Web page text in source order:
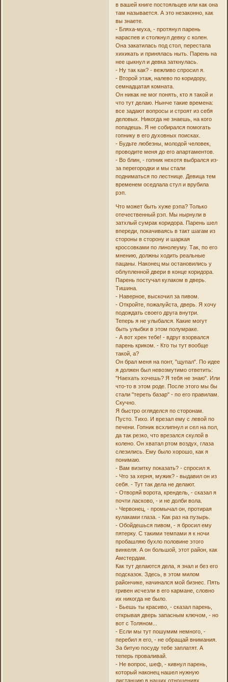
в вашей книге постояльцев или как она
там называется. А это незаконно, как
вы знаете.
- Бляха-муха, - протянул парень
нараспев и столкнул девку с колен.
Она закатилась под стол, перестала
хихикать и принялась ныть. Парень на
нее цыкнул и девка заткнулась.
- Ну так как? - вежливо спросил я.
- Второй этаж, налево по коридору,
семнадцатая комната.
Он никак не мог понять, кто я такой и
что тут делаю. Нынче такие времена:
все задают вопросы и строят из себя
деловых. Никогда не знаешь, на кого
попадешь. Я не собирался помогать
гопнику в его духовных поисках.
- Будьте любезны, молодой человек,
проводите меня до его апартаментов.
- Во блин, - гопник нехотя выбрался из-
за перегородки и мы стали
подниматься по лестнице. Девица тем
временем оседлала стул и врубила
рэп.
Что может быть хуже рэпа? Только
отечественный рэп. Мы нырнули в
затхлый сумрак коридора. Парень шел
впереди, покачиваясь в такт шагам из
стороны в сторону и шаркая
кроссовками по линолеуму. Так, по его
мнению, должны ходить реальные
пацаны. Наконец мы остановились у
облупленной двери в конце коридора.
Парень постучал кулаком в дверь.
Тишина.
- Наверное, выскочил за пивом.
- Откройте, пожалуйста, дверь. Я хочу
подождать своего друга внутри.
Теперь я не улыбался. Какие могут
быть улыбки в этом полумраке.
- А вот хрен тебе! - вдруг взорвался
парень криком. - Кто ты тут вообще
такой, а?
Он брал меня на понт, "щупал". По идее
я должен был невозмутимо ответить:
"Наехать хочешь? Я тебя не знаю". Или
что-то в этом роде. После этого мы бы
стали "тереть базар" - по его правилам.
Скучно.
Я быстро огляделся по сторонам.
Пусто. Тихо. И врезал ему с левой по
печени. Гопник всхлипнул и сел на пол,
да так резко, что врезался скулой в
колено. Он хватал ртом воздух, глаза
слезились. Ему было хорошо, как я
понимаю.
- Вам визитку показать? - спросил я.
- Что за херня, мужик? - выдавил он из
себя. - Тут так дела не делают.
- Отворяй ворота, крендель, - сказал я
почти ласково, - и не долби вола.
- Червонец, - промычал он, протирая
кулаками глаза. - Как раз на пузырь.
- Обойдешься пивом, - я бросил ему
пятерку. С такими темпами я к ночи
пробашляю бухло половине этого
винкеля. А он большой, этот район, как
Амстердам.
Как тут делаются дела, я знал и без его
подсказок. Здесь, в этом милом
райончике, начинался мой бизнес. Пять
гривен исчезли в его кармане, словно
их никогда не было.
- Бьешь ты красиво, - сказал парень,
открывая дверь запасным ключом, - но
вот с Толяном...
- Если мы тут пошумим немного, -
перебил я его, - не обращай внимания.
За битую посуду тебе заплатят. А
теперь проваливай.
- Не вопрос, шеф, - кивнул парень,
который наконец нашел нужную
дистанцию в наших отношениях.